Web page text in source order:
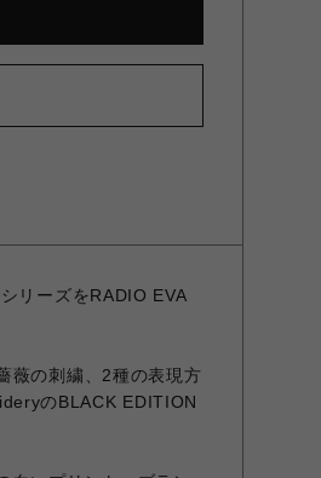
リーズをRADIO EVA
薇の刺繍、2種の表現方
のBLACK EDITION